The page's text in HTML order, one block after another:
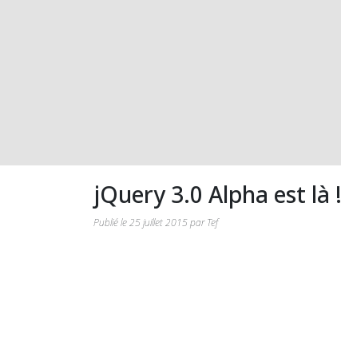
jQuery 3.0 Alpha est là !
Publié le 25 juillet 2015 par Tef